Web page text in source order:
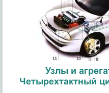
Узлы и
Четырехтактный